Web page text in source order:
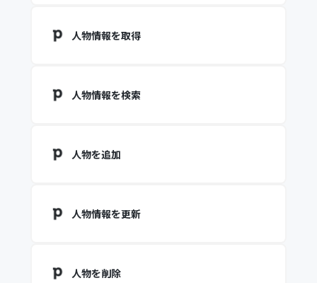
人物情報を取得
人物情報を検索
人物を追加
人物情報を更新
人物を削除